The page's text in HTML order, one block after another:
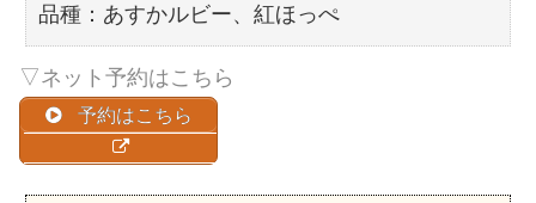
品種：あすかルビー、紅ほっぺ
▽ネット予約はこちら
予約はこちら